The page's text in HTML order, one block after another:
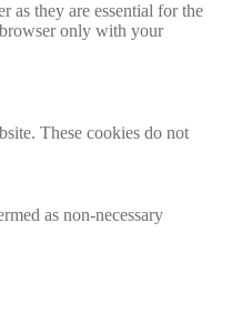
as they are essential for the
only with your
These cookies do not
as non-necessary